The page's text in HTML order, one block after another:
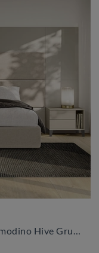
Clicca e ottieni informazioni sul comodino Hive Gruppo Notte: Comodini e cassettiere di Colombini Casa sono ideali per spazi moderni.